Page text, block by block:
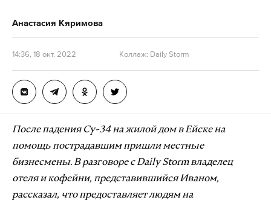
Анастасия Кяримова
14:36, 18 окт. 2022 Коллаж: Daily Storm
После падения Су-34 на жилой дом в Ейске на
помощь пострадавшим пришли местные
бизнесмены. В разговоре с Daily Storm владелец
отеля и кофейни, представившийся Иваном,
рассказал, что предоставляет людям на